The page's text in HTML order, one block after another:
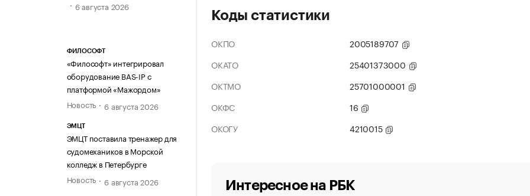
6 августа 2026
ФИЛОСОФТ
«Философт» интегрировал
оборудование BAS-IP с
платформой «Мажордом»
Новость
6 августа 2026
ЭМЦТ
ЭМЦТ поставила тренажер для
судомехаников в Морской
колледж в Петербурге
Новость
6 августа 2026
Коды статистики
ОКПО
2005189707
ОКАТО
25401373000
ОКТМО
25701000001
ОКФС
16
ОКОГУ
4210015
Интересное на РБК